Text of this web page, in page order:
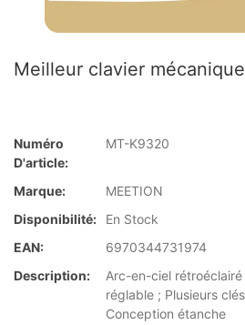
Meilleur clavier
Numéro
D'article:
MT-K9320
Marque:
MEETION
Disponibilité:
En Stock
EAN:
6970344731974
Description:
Arc-en-ciel
réglable ; Plusieurs
Conception étanche